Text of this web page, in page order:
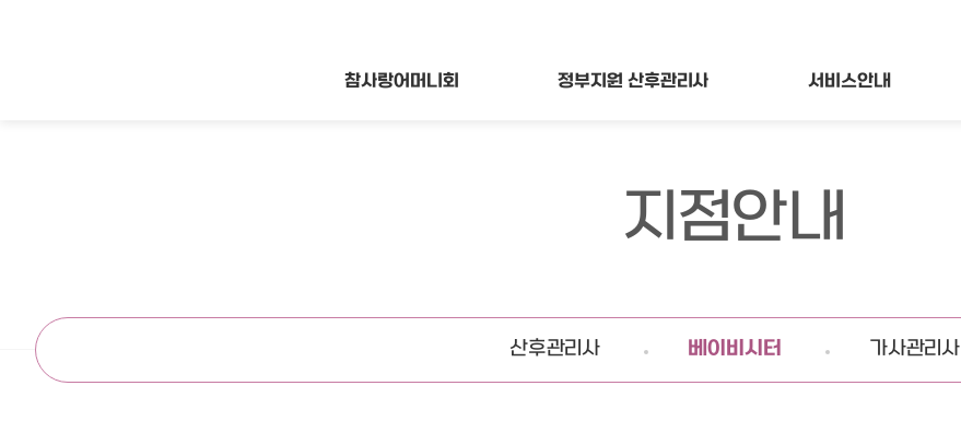
참사랑어머니회 정부지원 산후관리사 서비스안내
지점안내
산후관리사 베이비시터 가사관리사